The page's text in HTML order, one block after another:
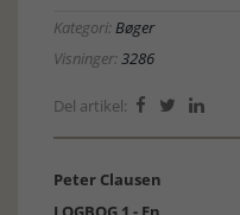
Kategori:Bøger
Visninger:3286
Del artikel:   
Peter Clausen